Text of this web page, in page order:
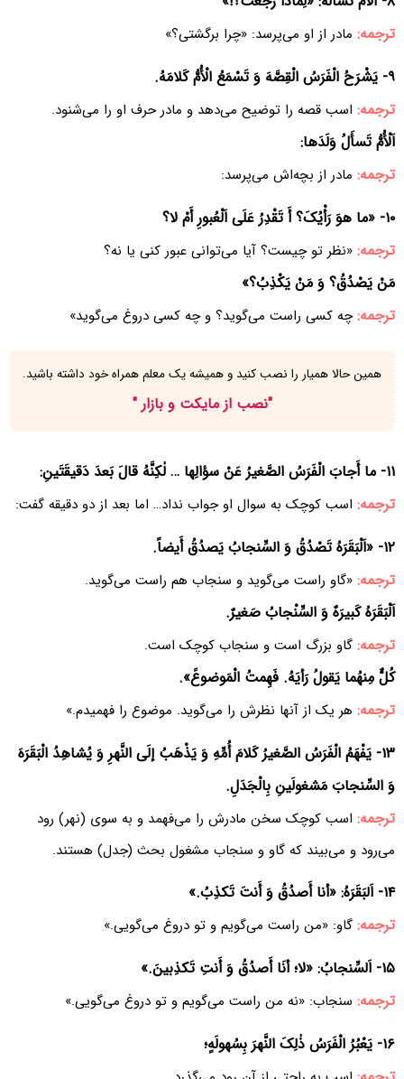
ترجمه: مادر از او می‌پرسد: «چرا برگشتی؟»
۹- یَشْرَحُ الْفَرَسُ الْقِصَّهَ وَ تَسْمَعُ الْأُمُّ کَلامَهُ.
ترجمه: اسب قصه را توضیح می‌دهد و مادر حرف او را می‌شنود.
اَلْأُمُّ تَسأَلُ وَلَدَها:
ترجمه: مادر از بچه‌اش می‌پرسد:
۱۰- «ما هوَ رَأْیُکَ؟ أَ تَقْدِرُ عَلَی اَلْعُبورِ أَمْ لا؟
ترجمه: «نظر تو چیست؟ آیا می‌توانی عبور کنی یا نه؟
مَنْ یَصْدُقُ؟ وَ مَنْ یَکْذِبُ؟»
ترجمه:چه کسی راست می‌گوید؟ و چه کسی دروغ می‌گوید»
همین حالا همیار را نصب کنید و همیشه یک معلم همراه خود داشته باشید.
"نصب از مایکت و بازار "
۱۱- ما أَجابَ الْفَرَسُ الصَّغیرُ عَنْ سؤالِها … لٰکِنَّهُ قالَ بَعدَ دَقیقَتَینِ:
ترجمه: اسب کوچک به سوال او جواب نداد… اما بعد از دو دقیقه گفت:
۱۲- «اَلْبَقَرَهُ تَصْدُقُ وَ السِّنجابُ یَصدُقُ أَیضاً.
ترجمه: «گاو راست می‌گوید و سنجاب هم راست می‌گوید.
اَلْبَقَرَهُ کَبیرَهٌ وَ السِّنْجابُ صَغیرٌ.
ترجمه: گاو بزرگ است و سنجاب کوچک است.
کُلٌّ مِنهُما یَقولُ رَأیَهُ. فَهِمتُ الْمَوضوعََ».
ترجمه: هر یک از آنها نظرش را می‌گوید. موضوع را فهمیدم.»
۱۳- یَفْهَمُ الْفَرَسُ الصَّغیرُ کَلامَ أُمِّهِ وَ یَذْهَبُ إلَی النَّهرِ وَ یُشاهِدُ الْبَقَرَهَ
وَ السِّنجابَ مَشغولَینِ بِالْجَدَلِ.
ترجمه: اسب کوچک سخن مادرش را می‌فهمد و به سوی (نهر) رود
می‌رود و می‌بیند که گاو و سنجاب مشغول بحث (جدل) هستند.
۱۴- اَلبَقَرَهُ: «أنا أَصدُقُ وَ أَنتَ تَکذِبُ.»
ترجمه: گاو: «من راست می‌گویم و تو دروغ می‌گویی.»
۱۵- اَلسِّنجابُ: «لا؛ أنَا أَصدُقُ وَ أَنتِ تَکذِبینَ.»
ترجمه: سنجاب: «نه من راست می‌گویم و تو دروغ می‌گویی.»
۱۶- یَعْبُرُ الْفَرَسُ ذٰلِکَ النَّهرَ بِسُهولَهٍ؛